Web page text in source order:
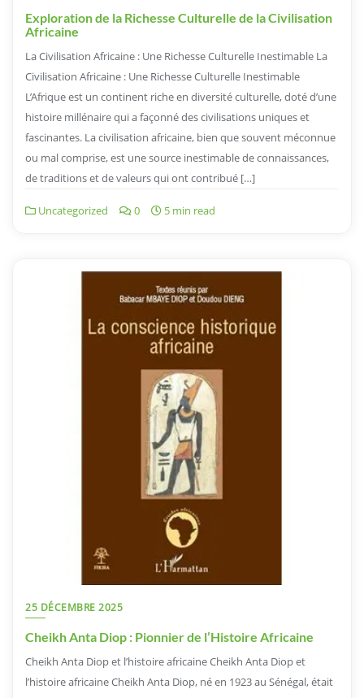
Exploration de la Richesse Culturelle de la Civilisation
Africaine
La Civilisation Africaine : Une Richesse Culturelle Inestimable La
Civilisation Africaine : Une Richesse Culturelle Inestimable
L’Afrique est un continent riche en diversité culturelle, doté d’une
histoire millénaire qui a façonné des civilisations uniques et
fascinantes. La civilisation africaine, bien que souvent méconnue
ou mal comprise, est une source inestimable de connaissances,
de traditions et de valeurs qui ont contribué […]
Uncategorized 0 5 min read
25 DÉCEMBRE 2025
Cheikh Anta Diop : Pionnier de l’Histoire Africaine
Cheikh Anta Diop et l’histoire africaine Cheikh Anta Diop et
l’histoire africaine Cheikh Anta Diop, né en 1923 au Sénégal, était